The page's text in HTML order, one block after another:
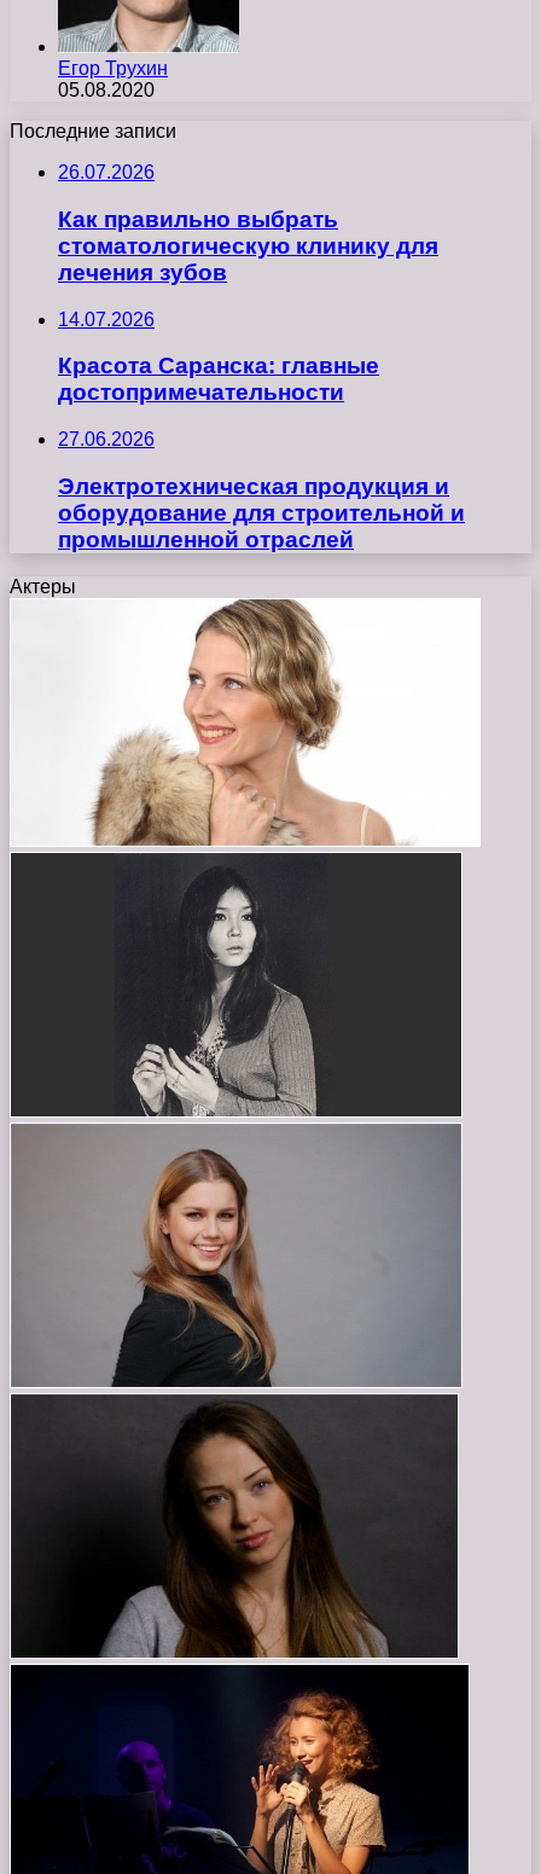
Егор Трухин
05.08.2020
Последние записи
26.07.2026
Как правильно выбрать
стоматологическую клинику для
лечения зубов
14.07.2026
Красота Саранска: главные
достопримечательности
27.06.2026
Электротехническая продукция и
оборудование для строительной и
промышленной отраслей
Актеры